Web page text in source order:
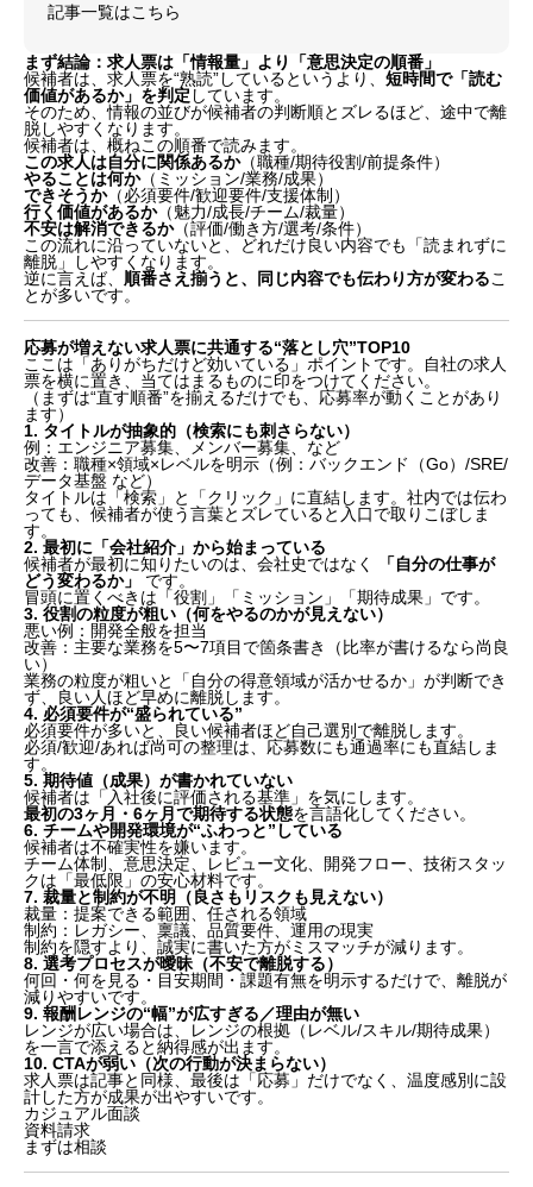
記事一覧はこちら
まず結論：求人票は「情報量」より「意思決定の順番」
候補者は、求人票を“熟読”しているというより、 短時間で「読む
価値があるか」を判定 しています。
そのため、情報の並びが候補者の判断順とズレるほど、途中で離
脱しやすくなります。
候補者は、概ねこの順番で読みます。
この求人は自分に関係あるか（職種/期待役割/前提条件）
やることは何か（ミッション/業務/成果）
できそうか（必須要件/歓迎要件/支援体制）
行く価値があるか（魅力/成長/チーム/裁量）
不安は解消できるか（評価/働き方/選考/条件）
この流れに沿っていないと、どれだけ良い内容でも「読まれずに
離脱」しやすくなります。
逆に言えば、 順番さえ揃うと、同じ内容でも伝わり方が変わるこ
とが多いです。
応募が増えない求人票に共通する“落とし穴”TOP10
ここは「ありがちだけど効いている」ポイントです。自社の求人
票を横に置き、当てはまるものに印をつけてください。
（まずは“直す順番”を揃えるだけでも、応募率が動くことがあり
ます）
1. タイトルが抽象的（検索にも刺さらない）
例：エンジニア募集、メンバー募集、など
改善：職種×領域×レベルを明示（例：バックエンド（Go）/SRE/
データ基盤 など）
タイトルは「検索」と「クリック」に直結します。社内では伝わ
っても、候補者が使う言葉とズレていると入口で取りこぼしま
す。
2. 最初に「会社紹介」から始まっている
候補者が最初に知りたいのは、会社史ではなく
「自分の仕事が
どう変わるか」
です。
冒頭に置くべきは「役割」「ミッション」「期待成果」です。
3. 役割の粒度が粗い（何をやるのかが見えない）
悪い例：開発全般を担当
改善：主要な業務を5〜7項目で箇条書き（比率が書けるなら尚良
い）
業務の粒度が粗いと「自分の得意領域が活かせるか」が判断でき
ず、良い人ほど早めに離脱します。
4. 必須要件が“盛られている”
必須要件が多いと、良い候補者ほど自己選別で離脱します。
必須/歓迎/あれば尚可の整理は、応募数にも通過率にも直結しま
す。
5. 期待値（成果）が書かれていない
候補者は「入社後に評価される基準」を気にします。
最初の3ヶ月・6ヶ月で期待する状態を言語化してください。
6. チームや開発環境が“ふわっと”している
候補者は不確実性を嫌います。
チーム体制、意思決定、レビュー文化、開発フロー、技術スタッ
クは「最低限」の安心材料です。
7. 裁量と制約が不明（良さもリスクも見えない）
裁量：提案できる範囲、任される領域
制約：レガシー、稟議、品質要件、運用の現実
制約を隠すより、誠実に書いた方がミスマッチが減ります。
8. 選考プロセスが曖昧（不安で離脱する）
何回・何を見る・目安期間・課題有無を明示するだけで、離脱が
減りやすいです。
9. 報酬レンジの“幅”が広すぎる／理由が無い
レンジが広い場合は、レンジの根拠（レベル/スキル/期待成果）
を一言で添えると納得感が出ます。
10. CTAが弱い（次の行動が決まらない）
求人票は記事と同様、最後は「応募」だけでなく、温度感別に設
計した方が成果が出やすいです。
カジュアル面談
資料請求
まずは相談